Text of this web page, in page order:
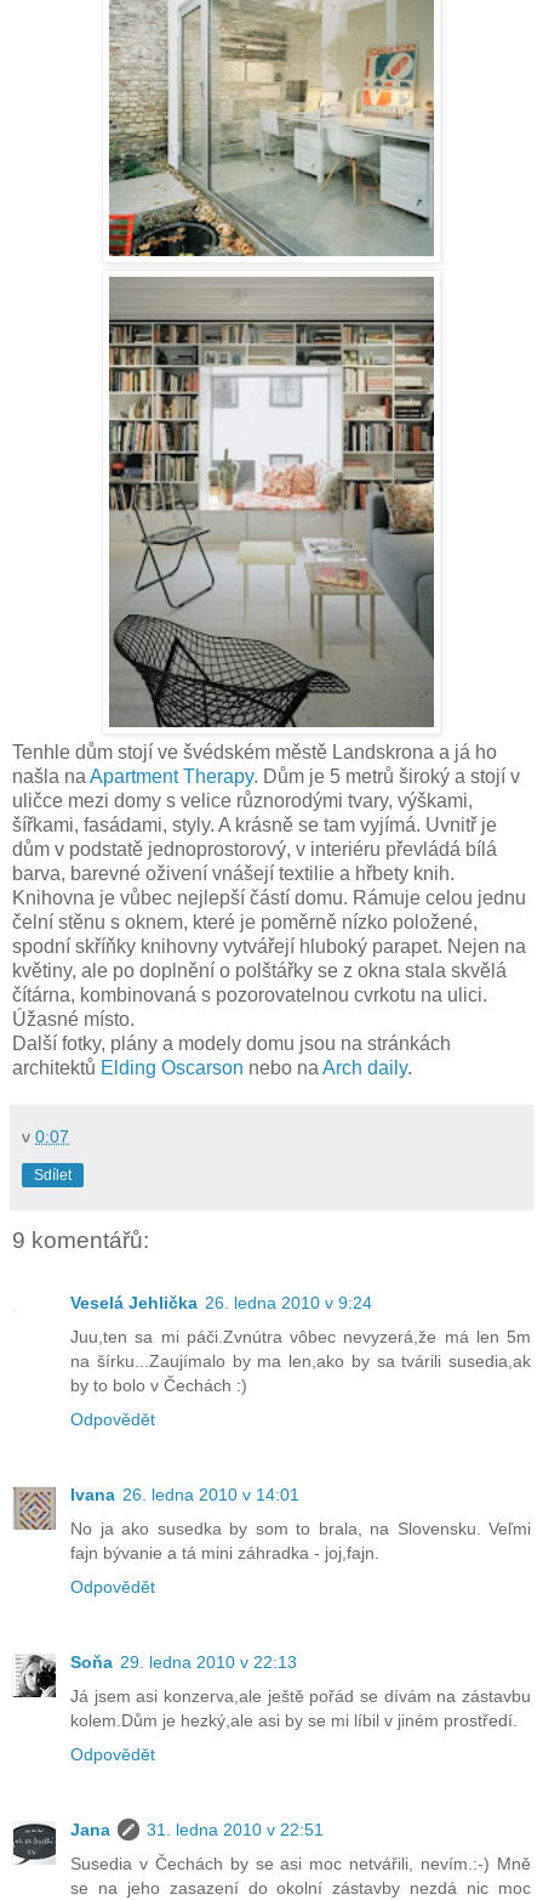
Tenhle dům stojí ve švédském městě Landskrona a já ho
našla na Apartment Therapy. Dům je 5 metrů široký a stojí v
uličce mezi domy s velice různorodými tvary, výškami,
šířkami, fasádami, styly. A krásně se tam vyjímá. Uvnitř je
dům v podstatě jednoprostorový, v interiéru převládá bílá
barva, barevné oživení vnášejí textilie a hřbety knih.
Knihovna je vůbec nejlepší částí domu. Rámuje celou jednu
čelní stěnu s oknem, které je poměrně nízko položené,
spodní skříňky knihovny vytvářejí hluboký parapet. Nejen na
květiny, ale po doplnění o polštářky se z okna stala skvělá
čítárna, kombinovaná s pozorovatelnou cvrkotu na ulici.
Úžasné místo.
Další fotky, plány a modely domu jsou na stránkách
architektů Elding Oscarson nebo na Arch daily.
v 0:07
Sdílet
9 komentářů:
Veselá Jehlička 26. ledna 2010 v 9:24
Juu,ten sa mi páči.Zvnútra vôbec nevyzerá,že má len 5m
na šírku...Zaujímalo by ma len,ako by sa tvárili susedia,ak
by to bolo v Čechách :)
Odpovědět
Ivana 26. ledna 2010 v 14:01
No ja ako susedka by som to brala, na Slovensku. Veľmi
fajn bývanie a tá mini záhradka - joj,fajn.
Odpovědět
Soňa 29. ledna 2010 v 22:13
Já jsem asi konzerva,ale ještě pořád se dívám na zástavbu
kolem.Dům je hezký,ale asi by se mi líbil v jiném prostředí.
Odpovědět
Jana
31. ledna 2010 v 22:51
Susedia v Čechách by se asi moc netvářili, nevím.:-) Mně
se na jeho zasazení do okolní zástavby nezdá nic moc